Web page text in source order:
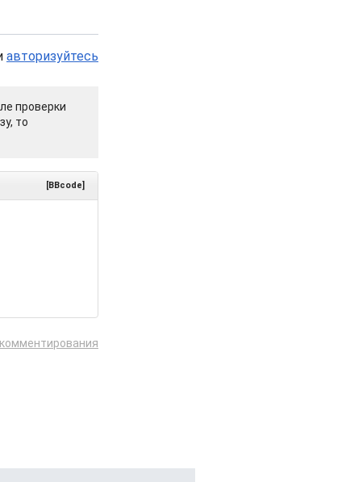
авторизуйтесь
проверки
то
[BBcode]